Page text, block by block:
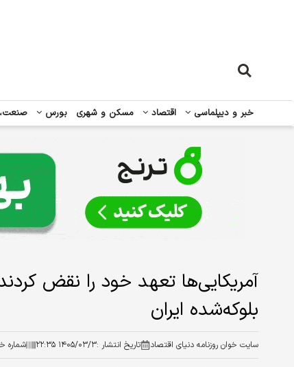
خبر و دیپلماسی اقتصاد مسکن و شهری بورس
آمریکایی‌ها تعهد خود را نقض
بلوکه‌شده ایران
سایت خوان روزنامه دنیای اقتصاد تاریخ انتشار :۱۴۰۵/۰۳/۳ ۲۲:۳۵ شماره